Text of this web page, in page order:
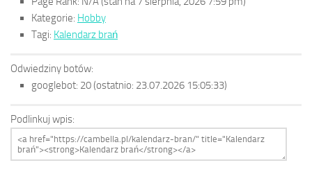
Kategorie: Hobby
Tagi: Kalendarz brań
Odwiedziny botów:
googlebot: 20(ostatnio: 23.07.2026 15:05:33)
Podlinkuj wpis: